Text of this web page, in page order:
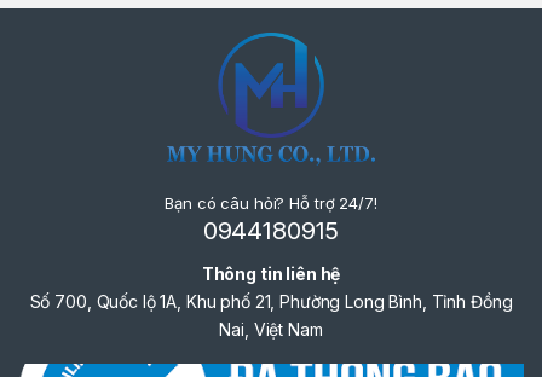
Bạn có câu hỏi? Hỗ trợ 24/7!
0944180915
Thông tin liên hệ
Số 700, Quốc lộ 1A, Khu phố 21, Phường Long Bình, Tỉnh Đồng
Nai, Việt Nam